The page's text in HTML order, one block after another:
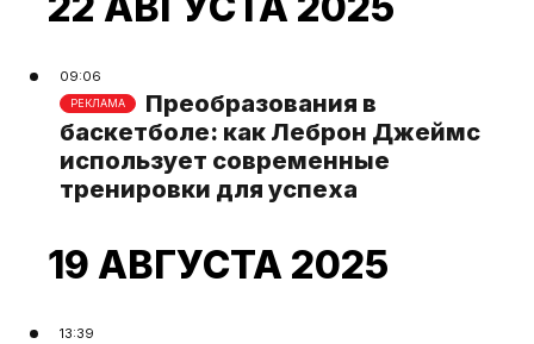
09:06
РЕКЛАМА
Преобразования в
баскетболе: как Леброн Джеймс
использует современные
тренировки для успеха
19 АВГУСТА 2025
13:39